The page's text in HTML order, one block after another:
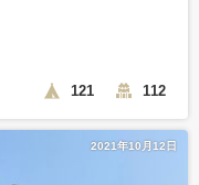
121 112
2021年10月12日